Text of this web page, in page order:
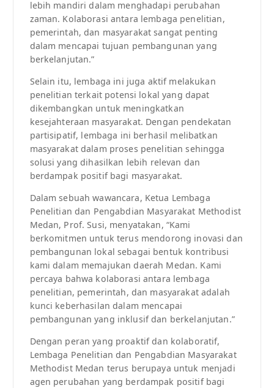
lebih mandiri dalam menghadapi perubahan
zaman. Kolaborasi antara lembaga penelitian,
pemerintah, dan masyarakat sangat penting
dalam mencapai tujuan pembangunan yang
berkelanjutan.”
Selain itu, lembaga ini juga aktif melakukan
penelitian terkait potensi lokal yang dapat
dikembangkan untuk meningkatkan
kesejahteraan masyarakat. Dengan pendekatan
partisipatif, lembaga ini berhasil melibatkan
masyarakat dalam proses penelitian sehingga
solusi yang dihasilkan lebih relevan dan
berdampak positif bagi masyarakat.
Dalam sebuah wawancara, Ketua Lembaga
Penelitian dan Pengabdian Masyarakat Methodist
Medan, Prof. Susi, menyatakan, “Kami
berkomitmen untuk terus mendorong inovasi dan
pembangunan lokal sebagai bentuk kontribusi
kami dalam memajukan daerah Medan. Kami
percaya bahwa kolaborasi antara lembaga
penelitian, pemerintah, dan masyarakat adalah
kunci keberhasilan dalam mencapai
pembangunan yang inklusif dan berkelanjutan.”
Dengan peran yang proaktif dan kolaboratif,
Lembaga Penelitian dan Pengabdian Masyarakat
Methodist Medan terus berupaya untuk menjadi
agen perubahan yang berdampak positif bagi